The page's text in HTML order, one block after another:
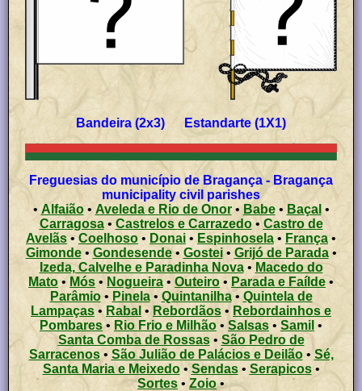
Bandeira (2x3) Estandarte (1X1)
Freguesias do município de Bragança - Bragança
municipality civil parishes
• Alfaião• Aveleda e Rio de Onor• Babe• Baçal•
Carragosa• Castrelos e Carrazedo• Castro de
Avelãs •Coelhoso • Donai •Espinhosela • França•
Gimonde• Gondesende• Gostei• Grijó de Parada•
Izeda, Calvelhe e Paradinha Nova• Macedo do
Mato• Mós • Nogueira • Outeiro • Parada e Faílde •
Parâmio• Pinela• Quintanilha• Quintela de
Lampaças • Rabal • Rebordãos • Rebordainhos e
Pombares• Rio Frio e Milhão • Salsas • Samil •
Santa Comba de Rossas• São Pedro de
Sarracenos• São Julião de Palácios e Deilão•Sé,
Santa Maria e Meixedo•Sendas• Serapicos•
Sortes •Zoio•